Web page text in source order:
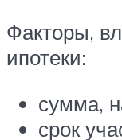
Факторы,
ипотеки:
сумма,
срок